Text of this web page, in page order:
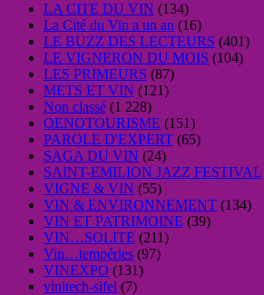
LA CITE DU VIN (134)
La Cité du Vin a un an (16)
LE BUZZ DES LECTEURS (401)
LE VIGNERON DU MOIS (104)
LES PRIMEURS (87)
METS ET VIN (121)
Non classé (1 228)
OENOTOURISME (151)
PAROLE D'EXPERT (65)
SAGA DU VIN (24)
SAINT-EMILION JAZZ FESTIVAL
VIGNE & VIN (55)
VIN & ENVIRONNEMENT (134)
VIN ET PATRIMOINE (39)
VIN…SOLITE (211)
Vin…tempéries (97)
VINEXPO (131)
vinitech-sifel (7)